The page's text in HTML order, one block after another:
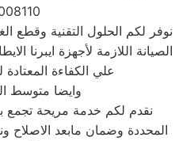
نوفر لكم الحلول التقنية وقطع
الصيانة اللازمة لأجهزة ايبرنا
علي الكفاءة المعتادة
وايضا متوسط
نقدم لكم خدمة مريحة تجمع
المحددة وضمان مابعد الاصلاح